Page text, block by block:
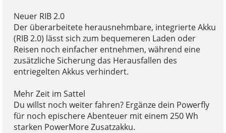
Neuer RIB 2.0
Der überarbeitete herausnehmbare, integrierte Akku
(RIB 2.0) lässt sich zum bequemeren Laden oder
Reisen noch einfacher entnehmen, während eine
zusätzliche Sicherung das Herausfallen des
entriegelten Akkus verhindert.
Mehr Zeit im Sattel
Du willst noch weiter fahren? Ergänze dein Powerfly
für noch epischere Abenteuer mit einem 250 Wh
starken PowerMore Zusatzakku.